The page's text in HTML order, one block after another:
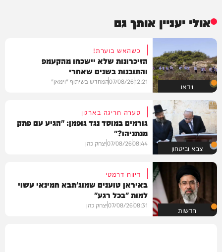
אולי יעניין אותך גם
וידאו
כשהאש בוערת!
הזיכרונות שלא יישכחו מהקעמפ
והתובנות בשנים שאחרי
12:21
07/08/26המחדש בשיתוף "וימאן"
צבא וביטחון
סערה חריגה בארגון
גורמים במוסד נגד גופמן: "הגיע עם פתק
מנתניהו?"
08:44
07/08/26יצחק כהן
חדשות
דיווח דרמטי
באיראן טוענים שמוג'תבא חמינאי עשוי
למות "בכל רגע"
08:31
07/08/26יצחק כהן